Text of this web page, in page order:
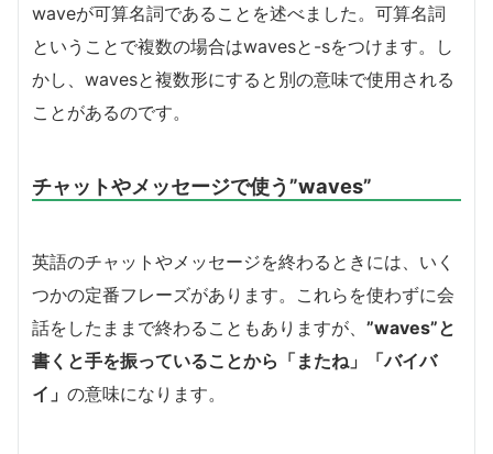
waveが可算名詞であることを述べました。可算名詞
ということで複数の場合はwavesと-sをつけます。し
かし、wavesと複数形にすると別の意味で使用される
ことがあるのです。
チャットやメッセージで使う”waves”
英語のチャットやメッセージを終わるときには、いく
つかの定番フレーズがあります。これらを使わずに会
話をしたままで終わることもありますが、 ”waves”と
書くと手を振っていることから「またね」「バイバ
イ」 の意味になります。